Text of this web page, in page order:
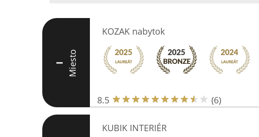
I Miesto
KOZAK nabytok
8.5 (6)
KUBIK INTERIÉR